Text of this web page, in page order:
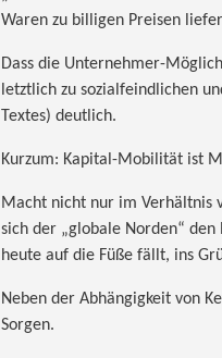
Waren zu billigen Preisen
Dass die Unternehmer-
letztlich zu sozialfeindlichen
Textes) deutlich.
Kurzum: Kapital-Mobilität ist
Macht nicht nur im Verhältnis
sich der „globale Norden“
heute auf die Füße fällt, ins
Neben der Abhängigkeit von
Sorgen.